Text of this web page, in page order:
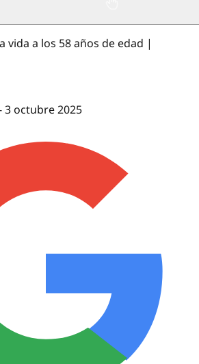
vida a los 58 años de edad |
3 octubre 2025